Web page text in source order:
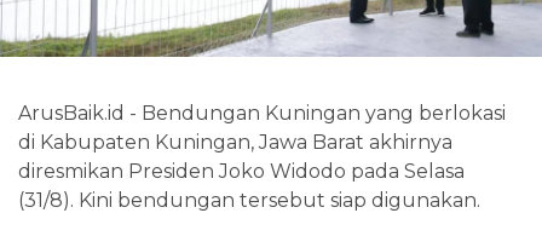
ArusBaik.id - Bendungan Kuningan yang berlokasi
di Kabupaten Kuningan, Jawa Barat akhirnya
diresmikan Presiden Joko Widodo pada Selasa
(31/8). Kini bendungan tersebut siap digunakan.